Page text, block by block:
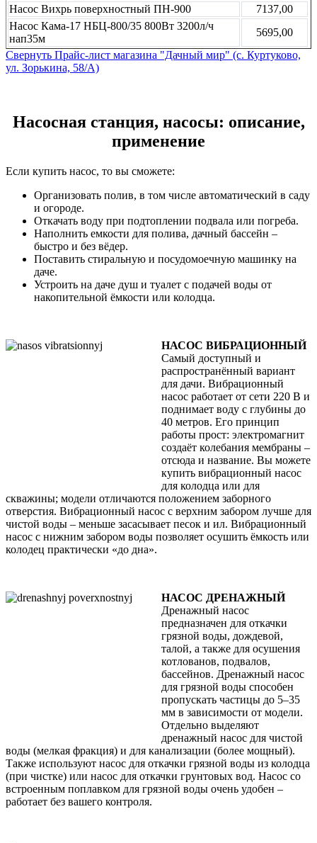
Насос Вихрь поверхностный ПН-900
7137,00
Насос Кама-17 НБЦ-800/35 800Вт 3200л/ч
нап35м
5695,00
Свернуть Прайс-лист магазина "Дачный мир" (с. Куртуково,
ул. Зорькина, 58/А)
Насосная станция, насосы: описание,
применение
Если купить насос, то вы сможете:
Организовать полив, в том числе автоматический в саду
и огороде.
Откачать воду при подтоплении подвала или погреба.
Наполнить емкости для полива, дачный бассейн –
быстро и без вёдер.
Поставить стиральную и посудомоечную машинку на
даче.
Устроить на даче душ и туалет с подачей воды от
накопительной ёмкости или колодца.
НАСОС ВИБРАЦИОННЫЙ
Самый доступный и
распространённый вариант
для дачи. Вибрационный
насос работает от сети 220 В и
поднимает воду с глубины до
40 метров. Его принцип
работы прост: электромагнит
создаёт колебания мембраны –
отсюда и название. Вы можете
купить вибрационный насос
для колодца или для
скважины; модели отличаются положением заборного
отверстия. Вибрационный насос с верхним забором лучше для
чистой воды – меньше засасывает песок и ил. Вибрационный
насос с нижним забором воды позволяет осушить ёмкость или
колодец практически «до дна».
НАСОС ДРЕНАЖНЫЙ
Дренажный насос
предназначен для откачки
грязной воды, дождевой,
талой, а также для осушения
котлованов, подвалов,
бассейнов. Дренажный насос
для грязной воды способен
пропускать частицы до 5–35
мм в зависимости от модели.
Отдельно выделяют
дренажный насос для чистой
воды (мелкая фракция) и для канализации (более мощный).
Также используют насос для откачки грязной воды из колодца
(при чистке) или насос для откачки грунтовых вод. Насос со
встроенным поплавком для грязной воды очень удобен –
работает без вашего контроля.